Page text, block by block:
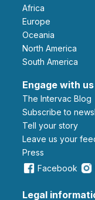
Africa
Europe
Oceania
North America
South America
Engage with us
The Intervac Blog
Subscribe to
Tell your story
leave us your
Press
Facebook
Legal